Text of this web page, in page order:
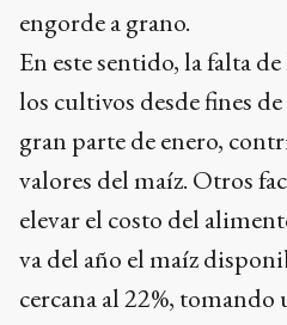
engorde a grano.
En este sentido, la falta
los cultivos desde fines
gran parte de enero,
valores del maíz. Otros
elevar el costo del
va del año el maíz
cercana al 22%, tomando